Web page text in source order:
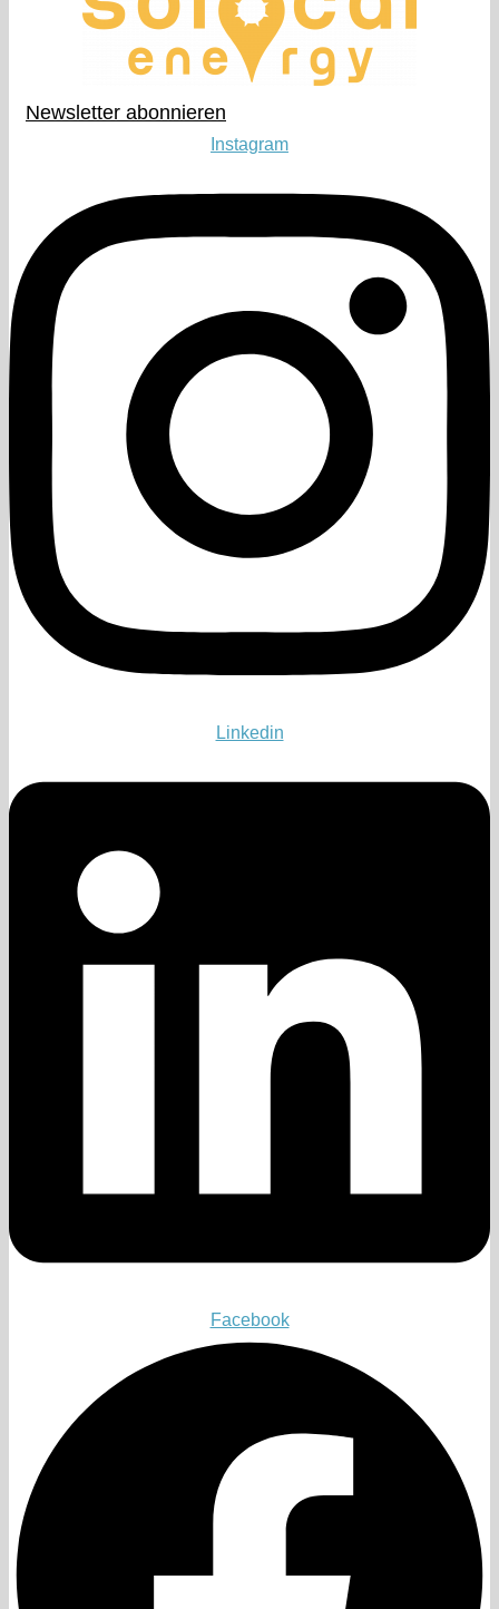
Newsletter abonnieren​
Instagram
Linkedin
Facebook